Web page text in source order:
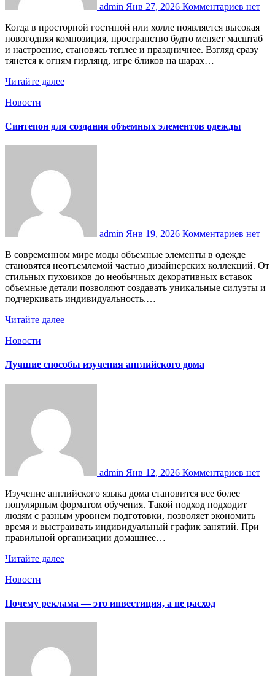
admin Янв 27, 2026 Комментариев нет
Когда в просторной гостиной или холле появляется высокая
новогодняя композиция, пространство будто меняет масштаб
и настроение, становясь теплее и праздничнее. Взгляд сразу
тянется к огням гирлянд, игре бликов на шарах…
Читайте далее
Новости
Синтепон для создания объемных элементов одежды
admin Янв 19, 2026 Комментариев нет
В современном мире моды объемные элементы в одежде
становятся неотъемлемой частью дизайнерских коллекций. От
стильных пуховиков до необычных декоративных вставок —
объемные детали позволяют создавать уникальные силуэты и
подчеркивать индивидуальность.…
Читайте далее
Новости
Лучшие способы изучения английского дома
admin Янв 12, 2026 Комментариев нет
Изучение английского языка дома становится все более
популярным форматом обучения. Такой подход подходит
людям с разным уровнем подготовки, позволяет экономить
время и выстраивать индивидуальный график занятий. При
правильной организации домашнее…
Читайте далее
Новости
Почему реклама — это инвестиция, а не расход